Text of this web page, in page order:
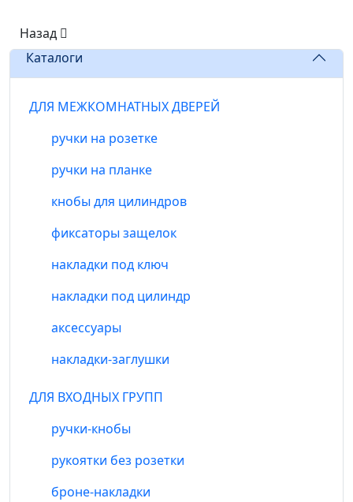
Назад
Каталоги
ДЛЯ МЕЖКОМНАТНЫХ ДВЕРЕЙ
ручки на розетке
ручки на планке
кнобы для цилиндров
фиксаторы защелок
накладки под ключ
накладки под цилиндр
аксессуары
накладки-заглушки
ДЛЯ ВХОДНЫХ ГРУПП
ручки-кнобы
рукоятки без розетки
броне-накладки